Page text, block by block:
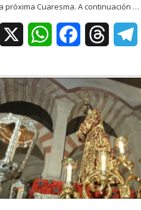
próxima Cuaresma. A continuación …
WhatsAppFacebookThreads